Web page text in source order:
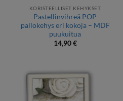
KORISTEELLISET KEHYKSET
Pastellinvihreä POP
pallokehys eri kokoja – MDF
puukuitua
14,90€